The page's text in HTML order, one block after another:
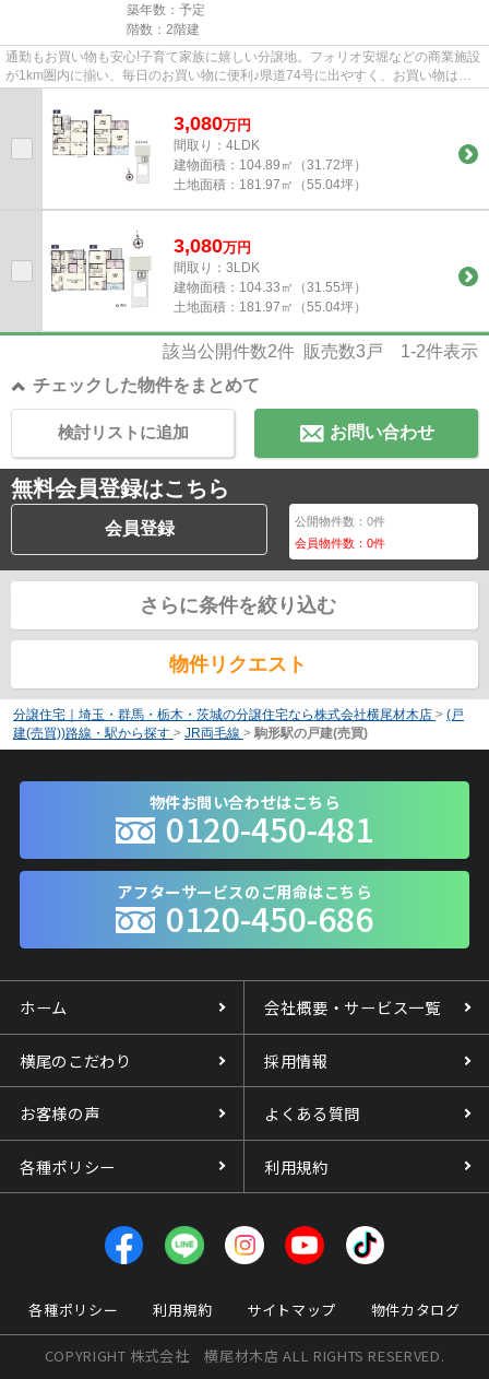
築年数：予定
階数：2階建
通勤もお買い物も安心!子育て家族に嬉しい分譲地。フォリオ安堀などの商業施設
が1km圏内に揃い、毎日のお買い物に便利♪県道74号に出やすく、お買い物はも
ちろん、国道462号・国道354号...
3,080万円
間取り：4LDK
建物面積： 104.89㎡（31.72坪）
土地面積： 181.97㎡（55.04坪）
3,080万円
間取り：3LDK
建物面積： 104.33㎡（31.55坪）
土地面積： 181.97㎡（55.04坪）
該当公開件数2件 販売数3 戸 1-2件表示
チェックした物件をまとめて
お問い合わせ
検討リストに追加
無料会員登録はこちら
会員登録 公開物件数：0件
会員物件数：0件
さらに条件を絞り込む
物件リクエスト
分譲住宅｜埼玉・群馬・栃木・茨城の分譲住宅なら株式会社横尾材木店 > (戸
建(売買))路線・駅から探す > JR両毛線 > 駒形駅の戸建(売買)
物件お問い合わせはこちら
0120-450-481
アフターサービスのご用命はこちら
0120-450-686
ホーム 会社概要・サービス一覧
横尾のこだわり 採用情報
お客様の声 よくある質問
各種ポリシー 利用規約
各種ポリシー 利用規約 サイトマップ 物件カタログ
COPYRIGHT 株式会社 横尾材木店 ALL RIGHTS RESERVED.